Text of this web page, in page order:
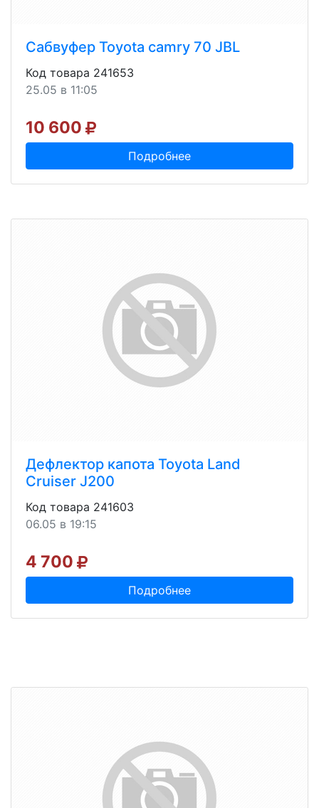
Сабвуфер Toyota camry 70 JBL
Код товара 241653
25.05 в 11:05
10 600
Подробнее
Дефлектор капота Toyota Land
Cruiser J200
Код товара 241603
06.05 в 19:15
4 700
Подробнее